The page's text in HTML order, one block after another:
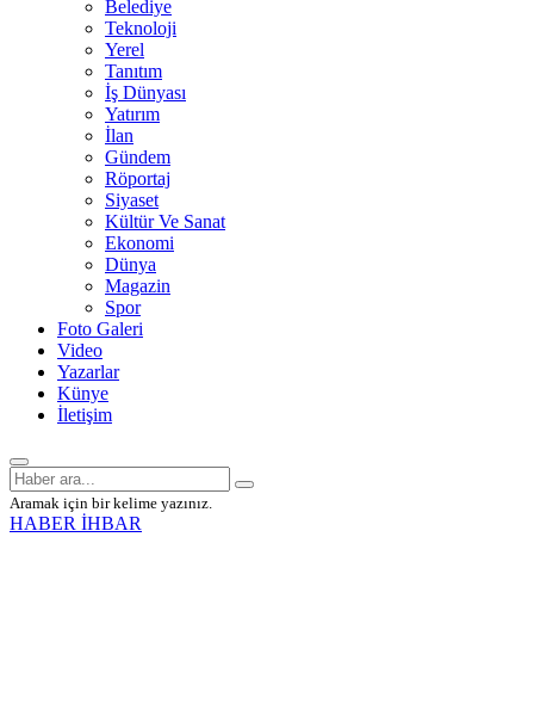
Belediye
Teknoloji
Yerel
Tanıtım
İş Dünyası
Yatırım
İlan
Gündem
Röportaj
Siyaset
Kültür Ve Sanat
Ekonomi
Dünya
Magazin
Spor
Foto Galeri
Video
Yazarlar
Künye
İletişim
Aramak için bir kelime yazınız.
HABER İHBAR